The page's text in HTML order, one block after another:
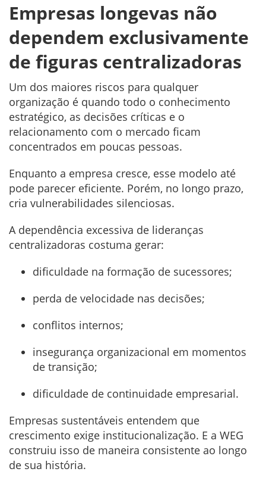
Empresas longevas não
dependem exclusivamente
de figuras centralizadoras
Um dos maiores riscos para qualquer
organização é quando todo o conhecimento
estratégico, as decisões críticas e o
relacionamento com o mercado ficam
concentrados em poucas pessoas.
Enquanto a empresa cresce, esse modelo até
pode parecer eficiente. Porém, no longo prazo,
cria vulnerabilidades silenciosas.
A dependência excessiva de lideranças
centralizadoras costuma gerar:
dificuldade na formação de sucessores;
perda de velocidade nas decisões;
conflitos internos;
insegurança organizacional em momentos
de transição;
dificuldade de continuidade empresarial.
Empresas sustentáveis entendem que
crescimento exige institucionalização. E a WEG
construiu isso de maneira consistente ao longo
de sua história.